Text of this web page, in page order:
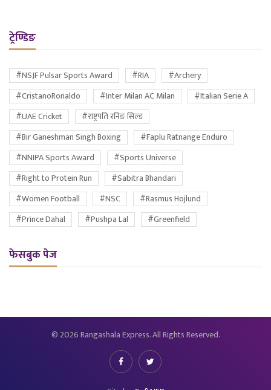
ट्रेण्डिङ
#NSJF Pulsar Sports Award #RIA
#Archery
#CristanoRonaldo
#Inter Milan AC Milan
#Italian Serie A
#UAE Cricket
#राष्ट्रपति रनिङ सिल्ड
#Bir Ganeshman Singh Boxing
#Faplu Ratnange Enduro
#NNIPA Sports Award
#Sports Universe
#Right to Protein Run
#Sabitra Bhandari
#Women Football
#NSC
#Rasmus Hojlund
#Prince Dahal
#Pushpa Lal #Greenfield
फेसबुक पेज
© 2026 Rangashala Express. All Rights Reserved.